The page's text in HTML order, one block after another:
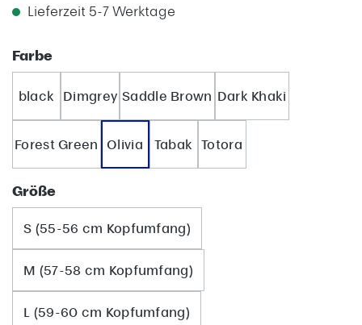
Lieferzeit 5-7 Werktage
Farbeauswählen
black Dimgrey Saddle Brown Dark Khaki
Forest Green Olivia Tabak Totora
Größeauswählen
S (55-56 cm Kopfumfang)
M (57-58 cm Kopfumfang)
L (59-60 cm Kopfumfang)